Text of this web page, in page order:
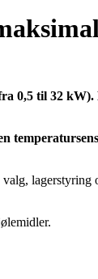
0,5 til 32
lagerstyring